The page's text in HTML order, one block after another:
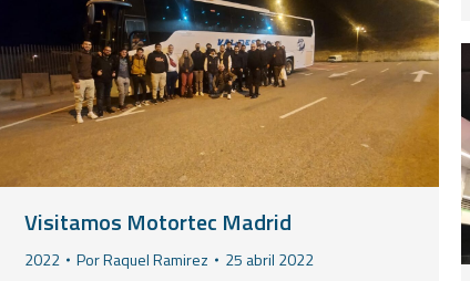
Visitamos Motortec Madrid
2022 PorRaquel Ramirez 25 abril 2022